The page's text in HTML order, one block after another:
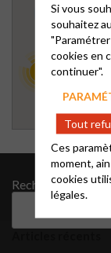
8
Rechercher
Si vous
souhaitez
cookies en
continuer".
Tout
Ces
moment,
cookies
légales.